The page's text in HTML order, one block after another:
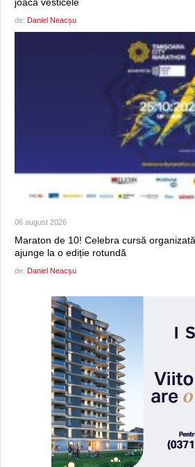
de: Daniel Neacșu
06 august 2026
Maraton de 10! Celebra cursă
ajunge la o ediție rotundă
de: Daniel Neacșu